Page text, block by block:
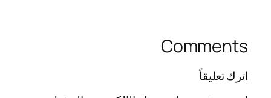
Comments
اترك تعليقاً